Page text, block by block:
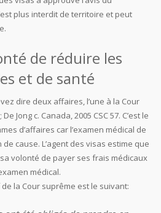
plus interdit de territoire et peut
de réduire les
et de santé
dire deux affaires, l’une à la Cour
Jong c. Canada, 2005 CSC 57. C’est le
d’affaires car l’examen médical de
cause. L’agent des visas estime que
volonté de payer ses frais médicaux
médical.
la Cour suprême est le suivant: